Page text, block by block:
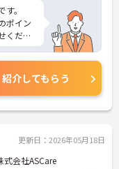
。
ポイン
くださ
紹介してもらう
更新日：2026年05月18日
式会社ASCare